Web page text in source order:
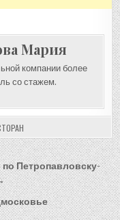
Мария
компании более
со стажем.
Петропавловску-